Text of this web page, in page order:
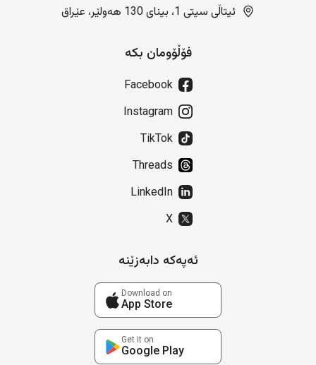
ئیتاڵی سیتی 1، بینای 130 هەولێر، عێراق
فۆڵۆومان بکە
Facebook
Instagram
TikTok
Threads
LinkedIn
X
ئەپەکە دابەزێنە
Download on
App Store
Get it on
Google Play